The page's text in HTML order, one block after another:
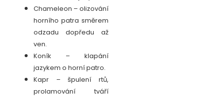
Chameleon – olizování
horního patra směrem
odzadu dopředu až
ven.
Koník – klapání
jazykem o horní patro.
Kapr – špulení rtů,
prolamování tváří